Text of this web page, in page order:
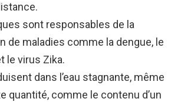
sont responsables de la
de maladies comme la dengue, le
le virus Zika.
dans l’eau stagnante, même
quantité, comme le contenu d’un